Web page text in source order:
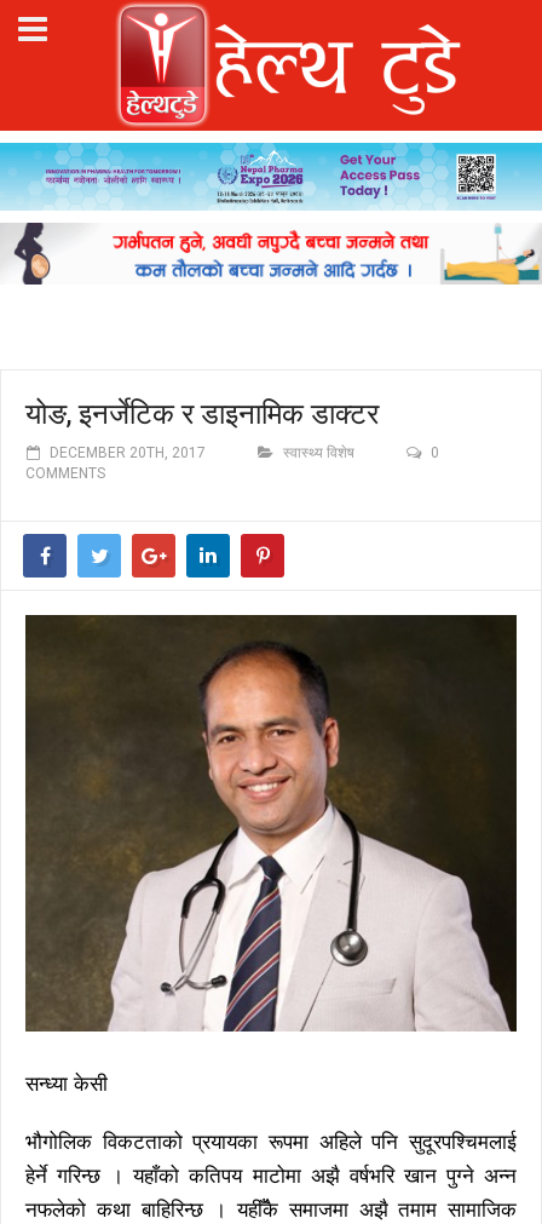
योङ, इनर्जेटिक र डाइनामिक डाक्टर
DECEMBER 20TH, 2017 स्वास्थ्य विशेष
0
COMMENTS
सन्ध्या केसी
भौगोलिक विकटताको प्रयायका रूपमा अहिले पनि सुदूरपश्चिमलाई
हेर्ने गरिन्छ । यहाँको कतिपय माटोमा अझै वर्षभरि खान पुग्ने अन्न
नफलेको कथा बाहिरिन्छ । यहीँकै समाजमा अझै तमाम सामाजिक